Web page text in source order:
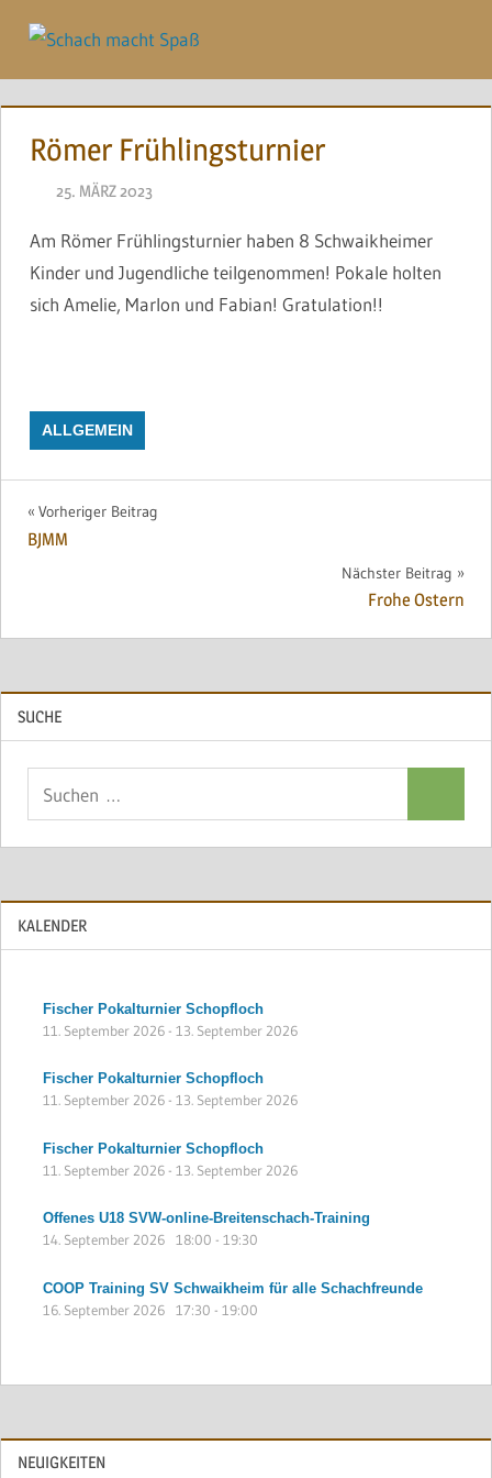
Inhalt
springen
Römer Frühlingsturnier
25. MÄRZ 2023
Am Römer Frühlingsturnier haben 8 Schwaikheimer
Kinder und Jugendliche teilgenommen! Pokale holten
sich Amelie, Marlon und Fabian! Gratulation!!
ALLGEMEIN
Beitragsnavigation
Vorheriger Beitrag
BJMM
Nächster Beitrag
Frohe Ostern
SUCHE
KALENDER
Fischer Pokalturnier Schopfloch
11. September 2026- 13. September 2026
Fischer Pokalturnier Schopfloch
11. September 2026- 13. September 2026
Fischer Pokalturnier Schopfloch
11. September 2026- 13. September 2026
Offenes U18 SVW-online-Breitenschach-Training
14. September 2026 18:00 - 19:30
COOP Training SV Schwaikheim für alle Schachfreunde
16. September 2026 17:30 - 19:00
NEUIGKEITEN